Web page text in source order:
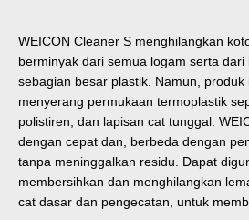
WEICON Cleaner S menghilangkan
berminyak dari semua logam serta dari
sebagian besar plastik. Namun, produk
menyerang permukaan termoplastik
polistiren, dan lapisan cat tunggal.
dengan cepat dan, berbeda dengan
tanpa meninggalkan residu. Dapat
membersihkan dan menghilangkan
cat dasar dan pengecatan, untuk